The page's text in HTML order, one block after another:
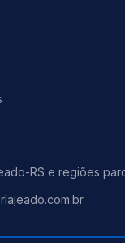
RS e regiões